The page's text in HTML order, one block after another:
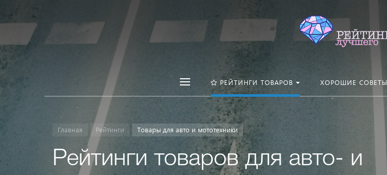
РЕЙТИНГИ ТОВАРОВ ХОРОШИЕ СОВЕТЫ
Главная Рейтинги Товары для авто и мототехники
Рейтинги товаров для авто- и